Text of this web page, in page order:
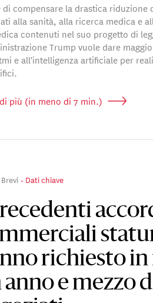
di compensare la drastica riduzione
alla sanità, alla ricerca medica e
contenuti nel suo progetto di
Trump vuole dare
e all'intelligenza artificiale per
più (in meno di 7 min.)
Brevi Dati chiave
richiesto in
anno e mezzo